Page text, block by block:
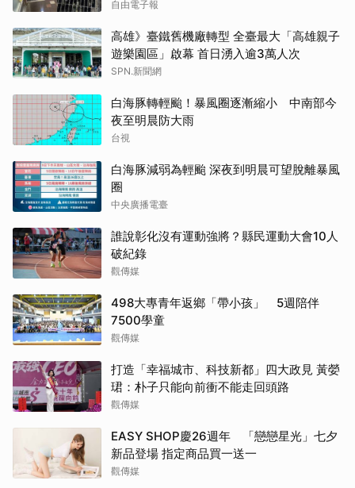
自由電子報
高雄》臺鐵舊機廠轉型 全臺最大「高雄親子
遊樂園區」啟幕 首日湧入逾3萬人次
SPN.新聞網
白海豚轉輕颱！暴風圈逐漸縮小 中南部今
夜至明晨防大雨
台視
白海豚減弱為輕颱 深夜到明晨可望脫離暴風
圈
中央廣播電臺
誰說彰化沒有運動強將？縣民運動大會10人
破紀錄
觀傳媒
498大專青年返鄉「帶小孩」 5週陪伴
7500學童
觀傳媒
打造「幸福城市、科技新都」四大政見 黃嫈
珺：朴子只能向前衝不能走回頭路
觀傳媒
EASY SHOP慶26週年 「戀戀星光」七夕
新品登場 指定商品買一送一
觀傳媒